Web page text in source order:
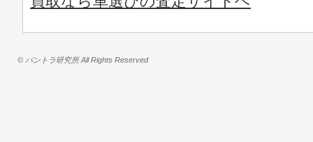
© バントラ研究所 All Rights Reserved